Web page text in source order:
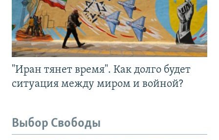
"Иран тянет время". Как долго будет
ситуация между миром и войной?
Выбор Свободы